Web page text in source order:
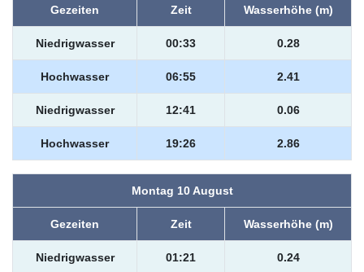
Gezeiten Zeit Wasserhöhe (m)
Niedrigwasser 00:33 0.28
Hochwasser 06:55 2.41
Niedrigwasser 12:41 0.06
Hochwasser 19:26 2.86
Montag 10 August
Gezeiten Zeit Wasserhöhe (m)
Niedrigwasser 01:21 0.24